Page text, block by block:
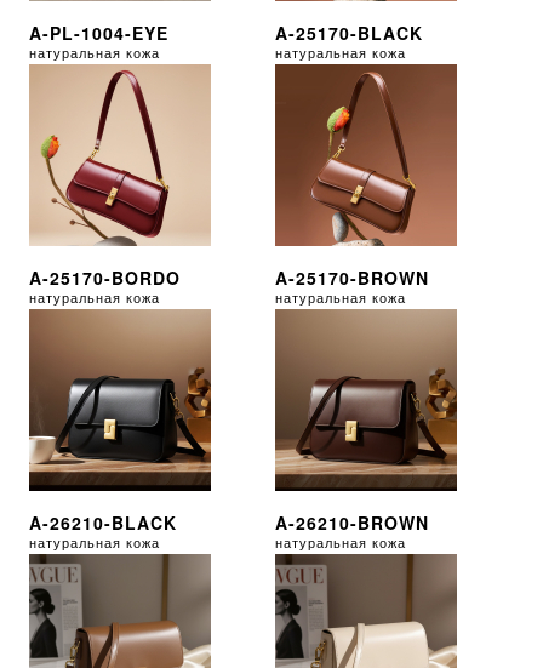
A-PL-1004-EYE
натуральная кожа
A-25170-BLACK
натуральная кожа
A-25170-BORDO
натуральная кожа
A-25170-BROWN
натуральная кожа
A-26210-BLACK
натуральная кожа
A-26210-BROWN
натуральная кожа